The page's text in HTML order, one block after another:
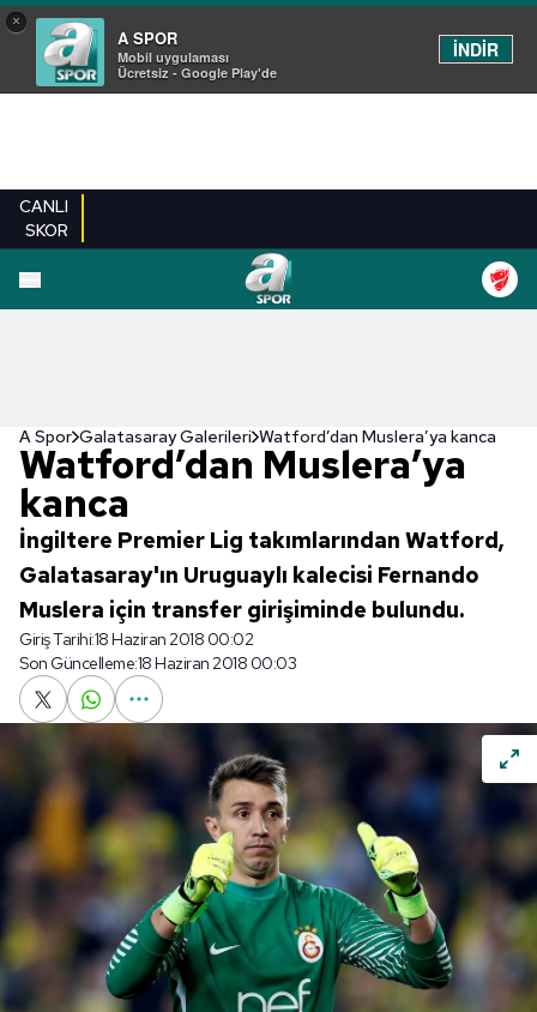
×
A SPOR
Mobil uygulaması
Ücretsiz - Google Play'de
İNDİR
CANLI
SKOR
EN YENILER
A Spor Galatasaray Galerileri Watford’dan Muslera’ya kanca
Watford’dan Muslera’ya
kanca
İngiltere Premier Lig takımlarından Watford,
Galatasaray'ın Uruguaylı kalecisi Fernando
Muslera için transfer girişiminde bulundu.
Giriş Tarihi:18 Haziran 2018 00:02
Son Güncelleme:18 Haziran 2018 00:03